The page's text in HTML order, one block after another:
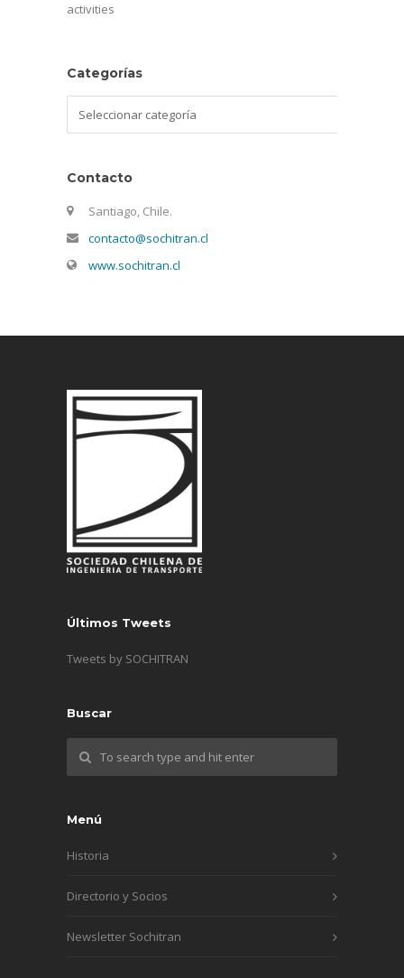
activities
Categorías
Contacto
Santiago, Chile.
contacto@sochitran.cl
www.sochitran.cl
Últimos Tweets
Tweets by SOCHITRAN
Buscar
Menú
Historia
Directorio y Socios
Newsletter Sochitran